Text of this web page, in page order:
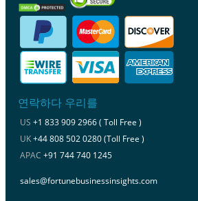
연락하다 우리를
US +1 833 909 2966 ( Toll Free )
UK+44 808 502 0280 (Toll Free )
APAC +91 744 740 1245
sales@fortunebusinessinsights.com